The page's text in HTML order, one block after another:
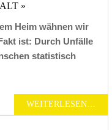
»
Heim wähnen wir
ist: Durch Unfälle
statistisch
WEITERLESEN…